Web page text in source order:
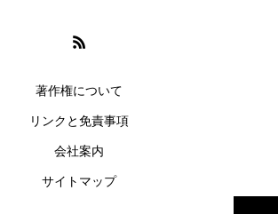
著作権について
リンクと免責事項
会社案内
サイトマップ